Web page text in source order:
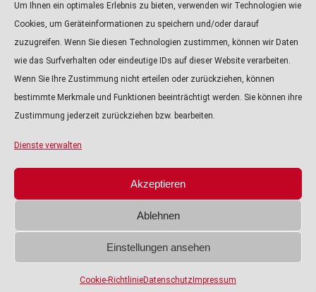
Um Ihnen ein optimales Erlebnis zu bieten, verwenden wir Technologien wie
Cookies, um Geräteinformationen zu speichern und/oder darauf
zuzugreifen. Wenn Sie diesen Technologien zustimmen, können wir Daten
wie das Surfverhalten oder eindeutige IDs auf dieser Website verarbeiten.
Wenn Sie Ihre Zustimmung nicht erteilen oder zurückziehen, können
bestimmte Merkmale und Funktionen beeinträchtigt werden. Sie können ihre
Zustimmung jederzeit zurückziehen bzw. bearbeiten.
Dienste verwalten
Akzeptieren
Ablehnen
Einstellungen ansehen
Cookie-RichtlinieDatenschutz Impressum
Achtung! Der Link
führt zur externen
Seite von Paypal.
KULTURTIPP
IMPRESSUM
DATENSCHUTZ
© 2026KULTURKANAL INGOLSTADT